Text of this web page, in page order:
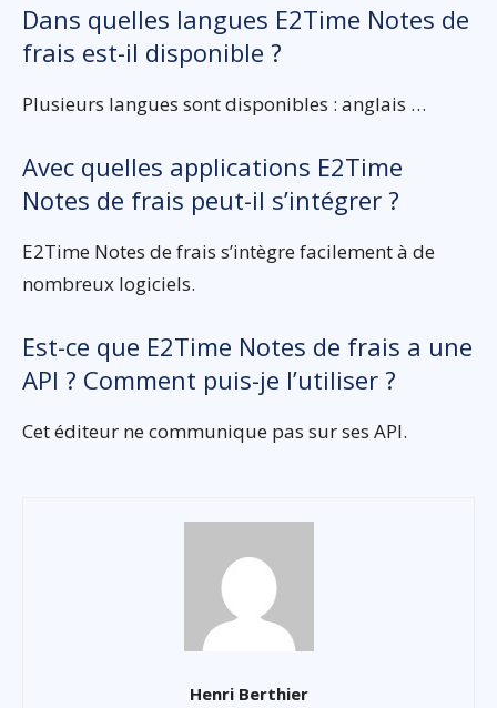
Dans quelles langues E2Time Notes de
frais est-il disponible ?
Plusieurs langues sont disponibles : anglais …
Avec quelles applications E2Time
Notes de frais peut-il s’intégrer ?
E2Time Notes de frais s’intègre facilement à de
nombreux logiciels.
Est-ce que E2Time Notes de frais a une
API ? Comment puis-je l’utiliser ?
Cet éditeur ne communique pas sur ses API.
Henri Berthier